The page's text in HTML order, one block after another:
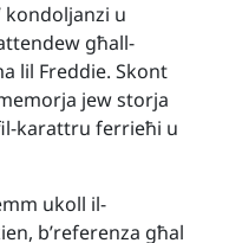
kondoljanzi u
għall-
lil Freddie. Skont
jew storja
karattru ferrieħi u
ukoll il-
b’referenza għal